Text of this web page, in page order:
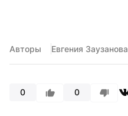
Авторы Евгения Заузанова
0 0